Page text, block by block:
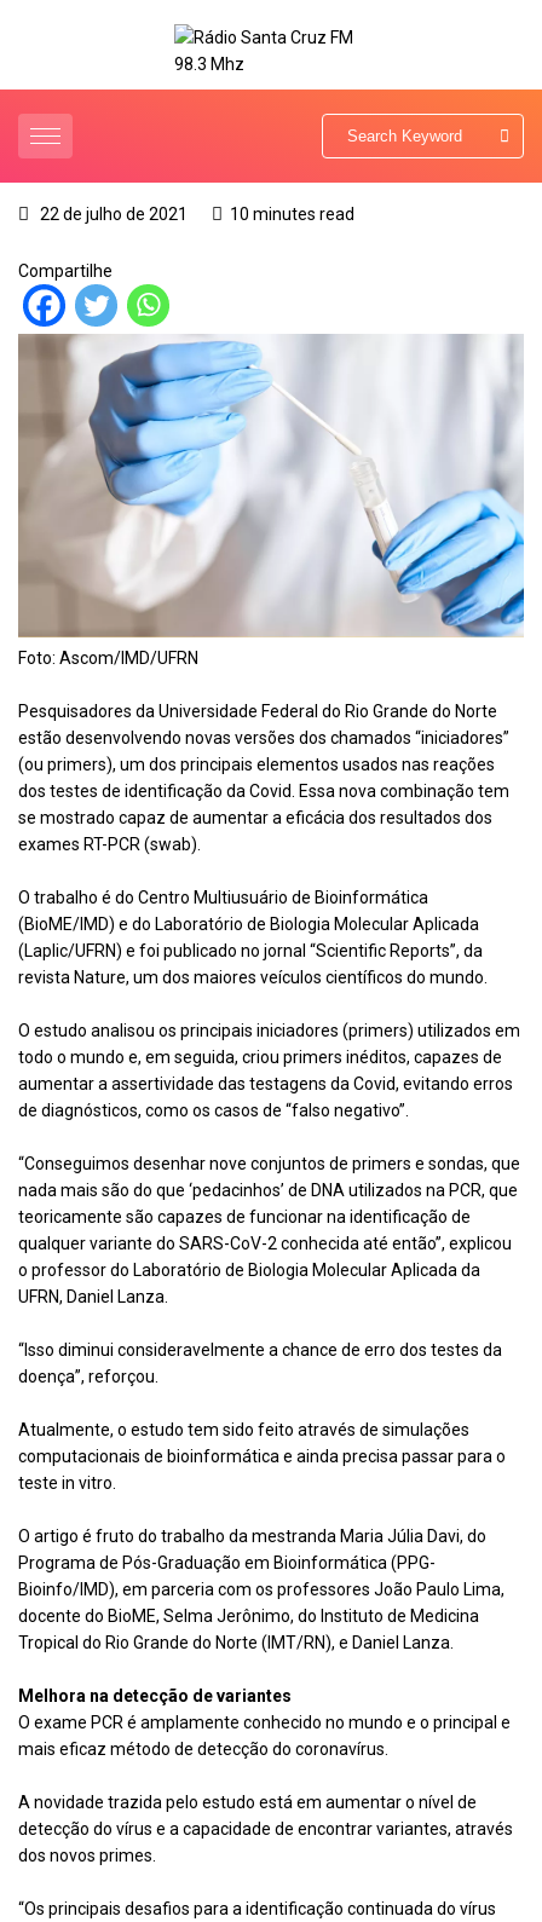
22 de julho de 2021 10 minutes read
Compartilhe
Foto: Ascom/IMD/UFRN
Pesquisadores da Universidade Federal do Rio Grande do Norte
estão desenvolvendo novas versões dos chamados “iniciadores”
(ou primers), um dos principais elementos usados nas reações
dos testes de identificação da Covid. Essa nova combinação tem
se mostrado capaz de aumentar a eficácia dos resultados dos
exames RT-PCR (swab).
O trabalho é do Centro Multiusuário de Bioinformática
(BioME/IMD) e do Laboratório de Biologia Molecular Aplicada
(Laplic/UFRN) e foi publicado no jornal “Scientific Reports”, da
revista Nature, um dos maiores veículos científicos do mundo.
O estudo analisou os principais iniciadores (primers) utilizados em
todo o mundo e, em seguida, criou primers inéditos, capazes de
aumentar a assertividade das testagens da Covid, evitando erros
de diagnósticos, como os casos de “falso negativo”.
“Conseguimos desenhar nove conjuntos de primers e sondas, que
nada mais são do que ‘pedacinhos’ de DNA utilizados na PCR, que
teoricamente são capazes de funcionar na identificação de
qualquer variante do SARS-CoV-2 conhecida até então”, explicou
o professor do Laboratório de Biologia Molecular Aplicada da
UFRN, Daniel Lanza.
“Isso diminui consideravelmente a chance de erro dos testes da
doença”, reforçou.
Atualmente, o estudo tem sido feito através de simulações
computacionais de bioinformática e ainda precisa passar para o
teste in vitro.
O artigo é fruto do trabalho da mestranda Maria Júlia Davi, do
Programa de Pós-Graduação em Bioinformática (PPG-
Bioinfo/IMD), em parceria com os professores João Paulo Lima,
docente do BioME, Selma Jerônimo, do Instituto de Medicina
Tropical do Rio Grande do Norte (IMT/RN), e Daniel Lanza.
Melhora na detecção de variantes
O exame PCR é amplamente conhecido no mundo e o principal e
mais eficaz método de detecção do coronavírus.
A novidade trazida pelo estudo está em aumentar o nível de
detecção do vírus e a capacidade de encontrar variantes, através
dos novos primes.
“Os principais desafios para a identificação continuada do vírus